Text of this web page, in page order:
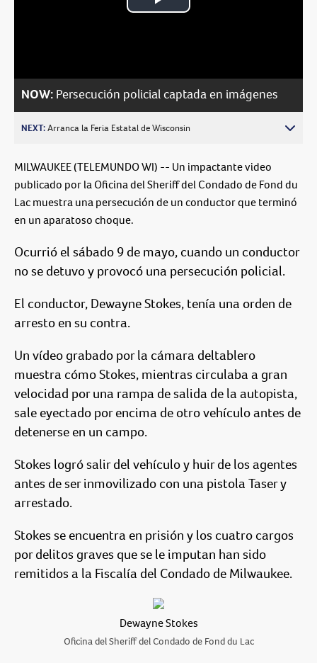
Play
NOW: Persecución policial captada en imágenes
NEXT:Arranca la Feria Estatal de Wisconsin
MILWAUKEE (TELEMUNDO WI) -- Un impactante video
publicado por la Oficina del Sheriff del Condado de Fond du
Lac muestra una persecución de un conductor que terminó
en un aparatoso choque.
Ocurrió el sábado 9 de mayo, cuando un conductor
no se detuvo y provocó una persecución policial.
El conductor, Dewayne Stokes, tenía una orden de
arresto en su contra.
Un vídeo grabado por la cámara deltablero
muestra cómo Stokes, mientras circulaba a gran
velocidad por una rampa de salida de la autopista,
sale eyectado por encima de otro vehículo antes de
detenerse en un campo.
Stokes logró salir del vehículo y huir de los agentes
antes de ser inmovilizado con una pistola Taser y
arrestado.
Stokes se encuentra en prisión y los cuatro cargos
por delitos graves que se le imputan han sido
remitidos a la Fiscalía del Condado de Milwaukee.
Dewayne Stokes
Oficina del Sheriff del Condado de Fond du Lac